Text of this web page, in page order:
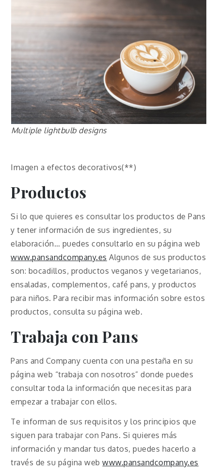
Multiple lightbulb designs
Imagen a efectos decorativos(**)
Productos
Si lo que quieres es consultar los productos de Pans
y tener información de sus ingredientes, su
elaboración… puedes consultarlo en su página web
www.pansandcompany.es Algunos de sus productos
son: bocadillos, productos veganos y vegetarianos,
ensaladas, complementos, café pans, y productos
para niños. Para recibir mas información sobre estos
productos, consulta su página web.
Trabaja con Pans
Pans and Company cuenta con una pestaña en su
página web “trabaja con nosotros” donde puedes
consultar toda la información que necesitas para
empezar a trabajar con ellos.
Te informan de sus requisitos y los principios que
siguen para trabajar con Pans. Si quieres más
información y mandar tus datos, puedes hacerlo a
través de su página webwww.pansandcompany.es